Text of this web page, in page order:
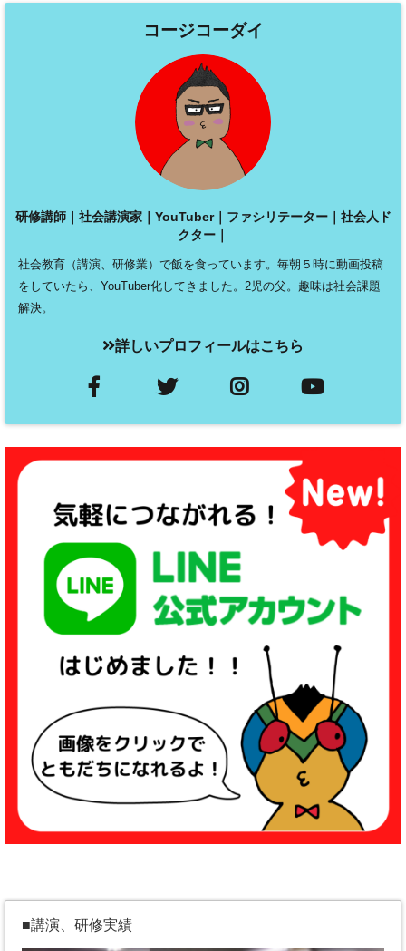
コージコーダイ
研修講師｜社会講演家｜YouTuber｜ファシリテーター｜社会人ド
クター｜
社会教育（講演、研修業）で飯を食っています。毎朝５時に動画投稿
をしていたら、YouTuber化してきました。2児の父。趣味は社会課題
解決。
詳しいプロフィールはこちら
■講演、研修実績